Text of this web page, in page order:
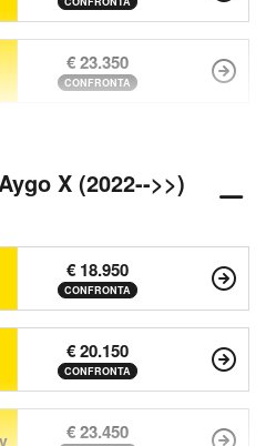
€ 23.350
CONFRONTA
X (2022-->>)
€ 18.950
CONFRONTA
€ 20.150
CONFRONTA
€ 23.450